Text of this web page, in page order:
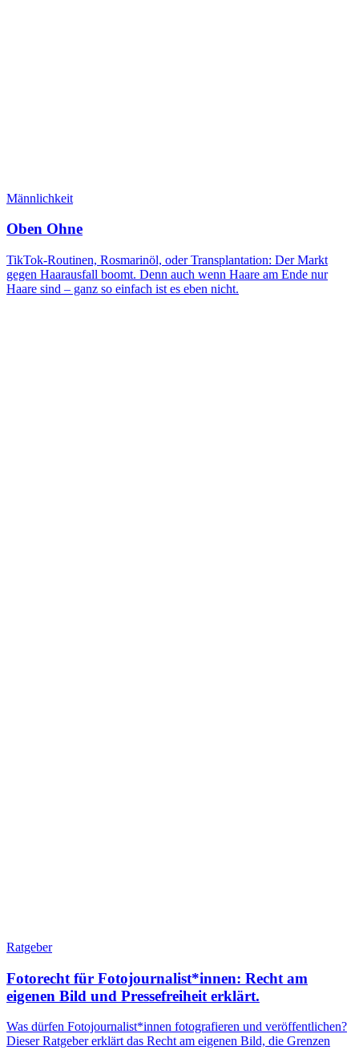
Männlichkeit
Oben Ohne
TikTok-Routinen, Rosmarinöl, oder Transplantation: Der Markt
gegen Haarausfall boomt. Denn auch wenn Haare am Ende nur
Haare sind – ganz so einfach ist es eben nicht.
Ratgeber
Fotorecht für Fotojournalist*innen: Recht am
eigenen Bild und Pressefreiheit erklärt.
Was dürfen Fotojournalist*innen fotografieren und veröffentlichen?
Dieser Ratgeber erklärt das Recht am eigenen Bild, die Grenzen